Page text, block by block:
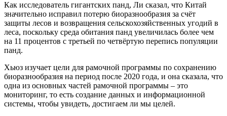
Как исследователь гигантских панд, Ли сказал, что Китай
значительно исправил потерю биоразнообразия за счёт
защиты лесов и возвращения сельскохозяйственных угодий в
леса, поскольку среда обитания панд увеличилась более чем
на 11 процентов с третьей по четвёртую перепись популяции
панд.
Хьюз изучает цели для рамочной программы по сохранению
биоразнообразия на период после 2020 года, и она сказала, что
одна из основных частей рамочной программы – это
мониторинг, то есть создание данных и информационной
системы, чтобы увидеть, достигаем ли мы целей.